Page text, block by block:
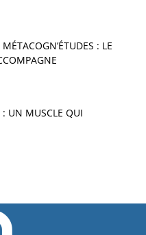
: LE
UN MUSCLE QUI